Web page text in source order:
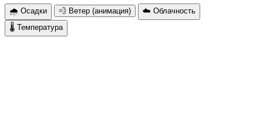
🌧 Осадки 💨 Ветер (анимация)
☁️ Облачность
🌡 Температура